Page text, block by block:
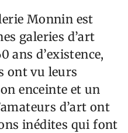
Monnin est
galeries d’art
ans d’existence,
ont vu leurs
enceinte et un
d’art ont
inédites qui font